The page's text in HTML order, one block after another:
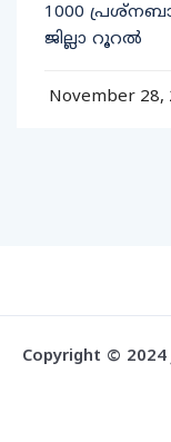
1000
ജില്ലാ റൂറല്‍
November 28,
Copyright © 2024